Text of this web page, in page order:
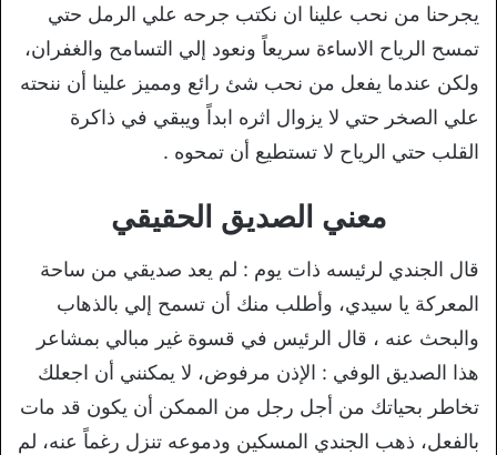
يجرحنا من نحب علينا ان نكتب جرحه علي الرمل حتي
تمسح الرياح الاساءة سريعاً ونعود إلي التسامح والغفران،
ولكن عندما يفعل من نحب شئ رائع ومميز علينا أن ننحته
علي الصخر حتي لا يزوال اثره ابداً ويبقي في ذاكرة
القلب حتي الرياح لا تستطيع أن تمحوه .
معني الصديق الحقيقي
قال الجندي لرئيسه ذات يوم : لم يعد صديقي من ساحة
المعركة يا سيدي، وأطلب منك أن تسمح إلي بالذهاب
والبحث عنه ، قال الرئيس في قسوة غير مبالي بمشاعر
هذا الصديق الوفي : الإذن مرفوض، لا يمكنني أن اجعلك
تخاطر بحياتك من أجل رجل من الممكن أن يكون قد مات
بالفعل، ذهب الجندي المسكين ودموعه تنزل رغماً عنه، لم